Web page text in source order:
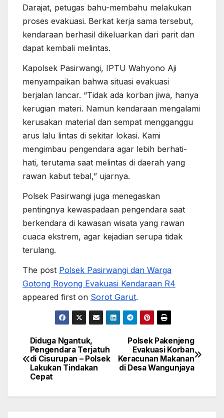
Darajat, petugas bahu-membahu melakukan
proses evakuasi. Berkat kerja sama tersebut,
kendaraan berhasil dikeluarkan dari parit dan
dapat kembali melintas.
Kapolsek Pasirwangi, IPTU Wahyono Aji
menyampaikan bahwa situasi evakuasi
berjalan lancar. “Tidak ada korban jiwa, hanya
kerugian materi. Namun kendaraan mengalami
kerusakan material dan sempat mengganggu
arus lalu lintas di sekitar lokasi. Kami
mengimbau pengendara agar lebih berhati-
hati, terutama saat melintas di daerah yang
rawan kabut tebal,” ujarnya.
Polsek Pasirwangi juga menegaskan
pentingnya kewaspadaan pengendara saat
berkendara di kawasan wisata yang rawan
cuaca ekstrem, agar kejadian serupa tidak
terulang.
The post Polsek Pasirwangi dan Warga
Gotong Royong Evakuasi Kendaraan R4
appeared first on Sorot Garut.
Post
navigation
Polsek Pakenjeng
Evakuasi Korban
Keracunan Makanan
di Desa Wangunjaya
Diduga Ngantuk,
Pengendara Terjatuh
di Cisurupan – Polsek
Lakukan Tindakan
Cepat